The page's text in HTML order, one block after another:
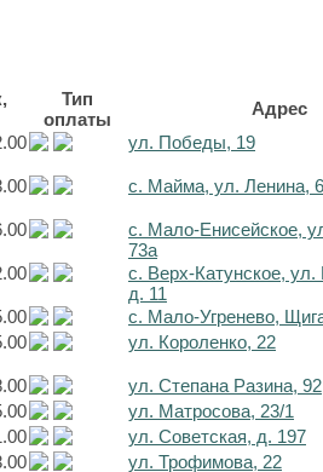
Тип
оплаты
Адрес
ул. Победы, 19
с. Майма, ул. Ленина,
с. Мало-Енисейское,
73а
с. Верх-Катунское,
д. 11
с. Мало-Угренево,
ул. Короленко, 22
ул. Степана Разина, 92
ул. Матросова, 23/1
ул. Советская, д. 197
ул. Трофимова, 22